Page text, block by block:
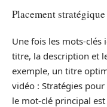
Placement
Une fois les mots-clés
titre, la description et
exemple, un titre
vidéo : Stratégies
le mot-clé principal est